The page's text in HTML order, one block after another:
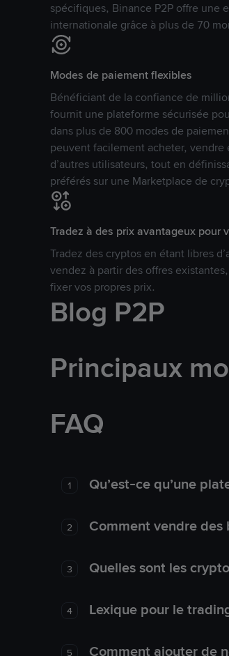
spécifiques, Binance P2P offre une
internationale grâce à plus de 70
Modes de paiement flexibles
Bénéficiant de la confiance de
fournit une plateforme sécurisée
dans plus de 800 modes de
peuvent facilement acheter,
d’autres utilisateurs, tout en
préférés sur une Marketplace de
Tradez à des prix avantageux pour
Tradez des cryptos en étant libres
vendez à partir des offres
fixer vos propres prix.
Blog P2P
Principaux
FAQ
1 Qu’est-ce qu’une
2 Comment vendre des
3 Quelles sont les
4 Lexique pour le
5 Comment ajouter de